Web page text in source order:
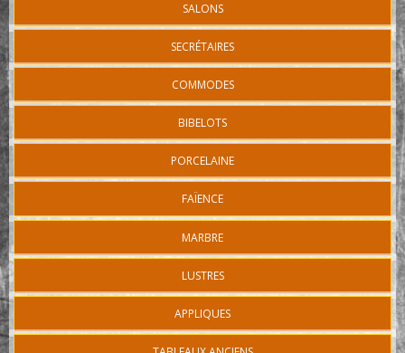
SALONS
SECRÉTAIRES
COMMODES
BIBELOTS
PORCELAINE
FAÏENCE
MARBRE
LUSTRES
APPLIQUES